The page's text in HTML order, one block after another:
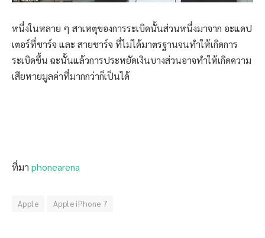
หนึ่งในหลาย ๆ สาเหตุของการระเบิดนั้นส่วนหนึ่งมาจาก อะแดป
เตอร์ที่ชาร์จ และ สายชาร์จ ที่ไม่ได้มาตรฐานจนทำให้เกิดการ
ระเบิดขึ้น ฉะนั้นแล้วการประหยัดเงินบางส่วนอาจทำให้เกิดความ
เสียหายมูลค่าที่มากกว่าก็เป็นได้
ที่มา phonearena
Apple Apple iPhone 7